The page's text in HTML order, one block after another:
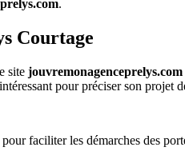
.
Courtage
site
pour préciser son projet
faciliter les démarches des